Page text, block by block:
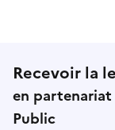
Recevoir la
en partenariat
Public